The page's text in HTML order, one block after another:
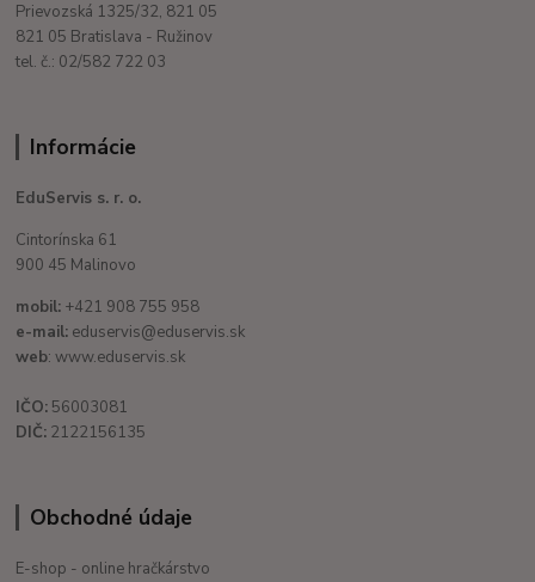
Prievozská 1325/32, 821 05
821 05 Bratislava - Ružinov
tel. č.: 02/582 722 03
Informácie
EduServis s. r. o.
Cintorínska 61
900 45 Malinovo
mobil: +421 908 755 958
e-mail: eduservis@eduservis.sk
web: www.eduservis.sk
IČO: 56003081
DIČ: 2122156135
Obchodné údaje
E-shop - online hračkárstvo